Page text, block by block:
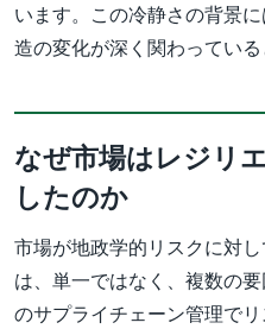
います。この冷静さの背景
造の変化が深く関わっている
なぜ市場はレジリ
したのか
市場が地政学的リスクに対
は、単一ではなく、複数の
のサプライチェーン管理で